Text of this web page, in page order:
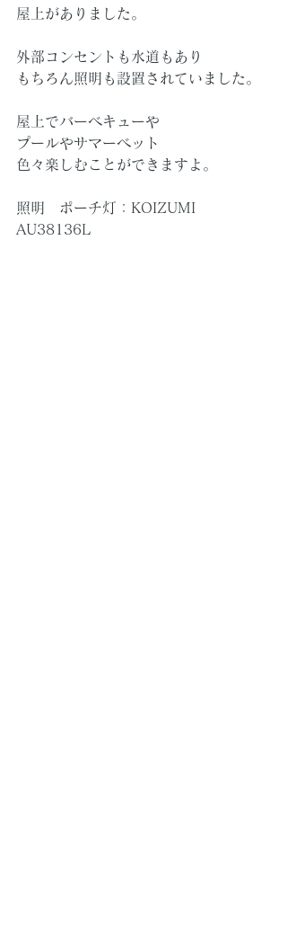
屋上がありました。
外部コンセントも水道もあり
もちろん照明も設置されていました。
屋上でバーベキューや
プールやサマーベット
色々楽しむことができますよ。
照明　ポーチ灯：KOIZUMI
AU38136L